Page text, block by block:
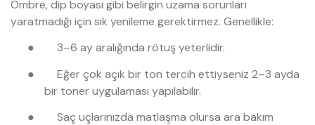
Ombre, dip boyası gibi belirgin uzama sorunları
yaratmadığı için sık yenileme gerektirmez. Genellikle:
●
3–6 ay aralığında rötuş yeterlidir.
●
Eğer çok açık bir ton tercih ettiyseniz 2–3 ayda
bir toner uygulaması yapılabilir.
●
Saç uçlarınızda matlaşma olursa ara bakım